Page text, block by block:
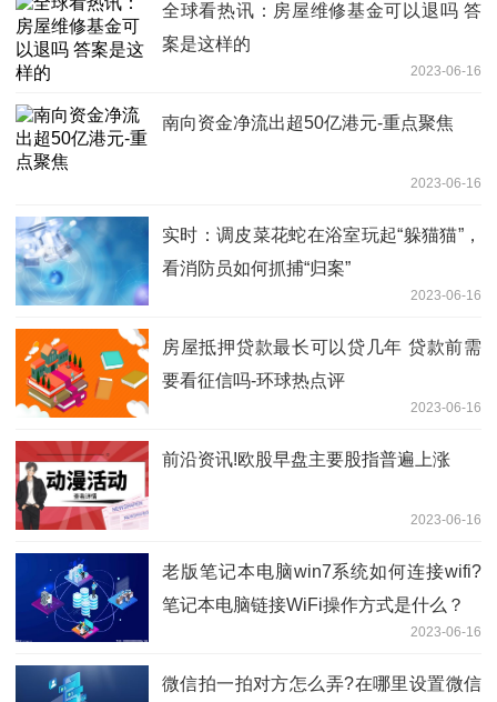
全球看热讯：房屋维修基金可以退吗 答
案是这样的
2023-06-16
南向资金净流出超50亿港元-重点聚焦
2023-06-16
实时：调皮菜花蛇在浴室玩起“躲猫猫”，
看消防员如何抓捕“归案”
2023-06-16
房屋抵押贷款最长可以贷几年 贷款前需
要看征信吗-环球热点评
2023-06-16
前沿资讯!欧股早盘主要股指普遍上涨
2023-06-16
老版笔记本电脑win7系统如何连接wifi?
笔记本电脑链接WiFi操作方式是什么？
2023-06-16
微信拍一拍对方怎么弄?在哪里设置微信